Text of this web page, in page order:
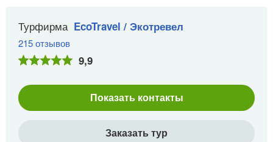
Турфирма EcoTravel / Экотревел
215 отзывов
9,9
Показать контакты
Заказать тур